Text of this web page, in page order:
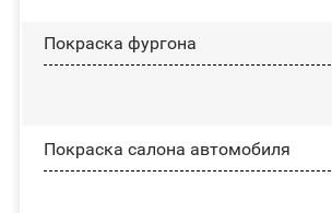
Покраска фургона
Покраска салона автомобиля